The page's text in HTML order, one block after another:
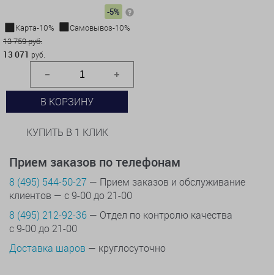
-5%
Карта-10%
Самовывоз-10%
13 759 руб.
13 071 руб.
В КОРЗИНУ
КУПИТЬ В 1 КЛИК
Прием заказов по телефонам
8 (495) 544-50-27 — Прием заказов и обслуживание
клиентов — с 9-00 до 21-00
8 (495) 212-92-36 — Отдел по контролю качества
с 9-00 до 21-00
Доставка шаров — круглосуточно